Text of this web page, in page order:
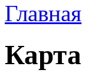
Главная